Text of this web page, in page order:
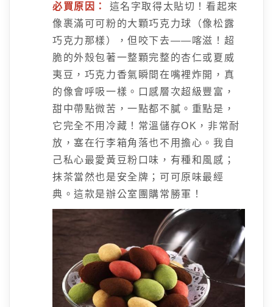
必買原因：
這名字取得太貼切！看起來
像裹滿可可粉的大顆巧克力球（像松露
巧克力那樣），但咬下去——喀滋！超
脆的外殼包著一整顆完整的杏仁或夏威
夷豆，巧克力香氣瞬間在嘴裡炸開，真
的像會呼吸一樣。口感層次超級豐富，
甜中帶點微苦，一點都不膩。重點是，
它完全不用冷藏！常溫儲存OK，非常耐
放，塞在行李箱角落也不用擔心。我自
己私心最愛黃豆粉口味，有種和風感；
抹茶當然也是安全牌；可可原味最經
典。這款是辦公室團購常勝軍！